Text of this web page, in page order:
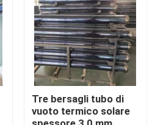
Tre bersagli tubo di
vuoto termico solare